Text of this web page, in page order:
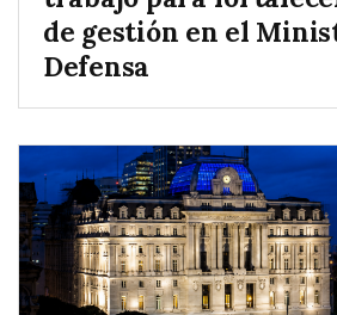
de gestión en el
Defensa